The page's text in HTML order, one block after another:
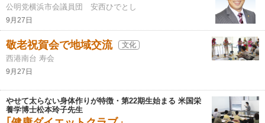
公明党横浜市会議員団 安西ひでとし
9月27日
敬老祝賀会で地域交流 文化
西港南台 寿会
9月27日
やせて太らない身体作りが特徴・第22期生始まる 米国栄
養学博士松本玲子先生